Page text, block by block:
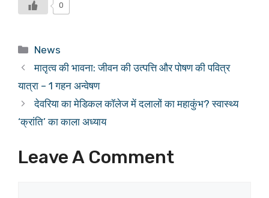
0
Categories
News
मातृत्व की भावना: जीवन की उत्पत्ति और पोषण की पवित्र
यात्रा – 1 गहन अन्वेषण
देवरिया का मेडिकल कॉलेज में दलालों का महाकुंभ? स्वास्थ्य
‘क्रांति’ का काला अध्याय
Leave A Comment